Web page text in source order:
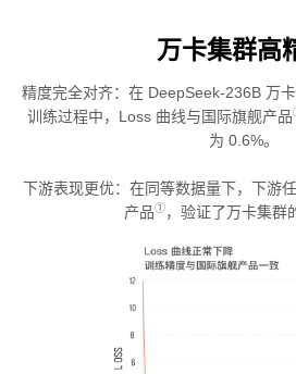
万卡集群高
精度完全对齐：在 DeepSeek-236B 万
训练过程中，Loss 曲线与国际旗舰产品
为 0.6%。
下游表现更优：在同等数据量下，下游
产品①，验证了万卡集群